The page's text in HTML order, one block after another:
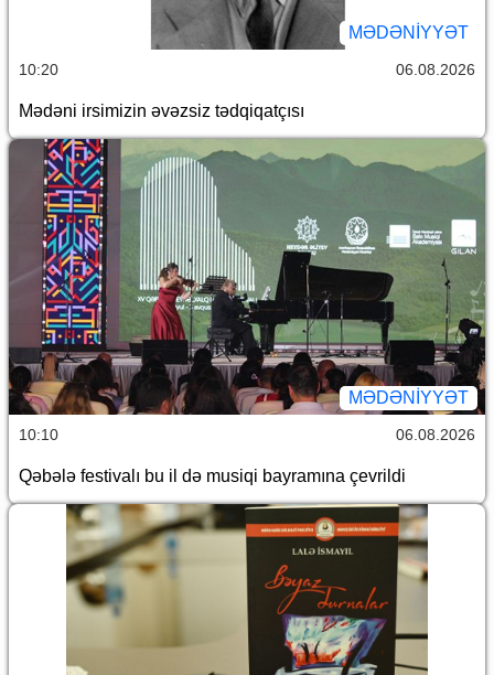
MƏDƏNIYYƏT
10:20 06.08.2026
Mədəni irsimizin əvəzsiz tədqiqatçısı
MƏDƏNIYYƏT
10:10 06.08.2026
Qəbələ festivalı bu il də musiqi bayramına çevrildi